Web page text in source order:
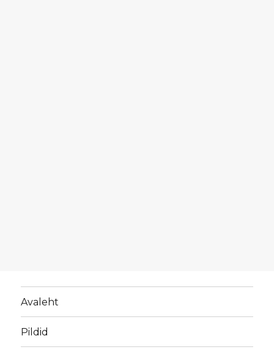
Avaleht
Pildid